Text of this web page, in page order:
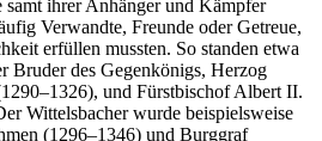
samt ihrer Anhänger und Kämpfer
Verwandte, Freunde oder Getreue,
erfüllen mussten. So standen etwa
Bruder des Gegenkönigs, Herzog
und Fürstbischof Albert II.
Wittelsbacher wurde beispielsweise
(1296–1346) und Burggraf